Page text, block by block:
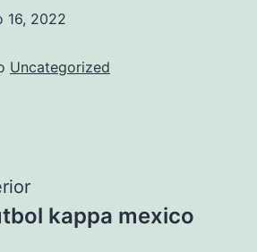
16, 2022
Uncategorized
kappa mexico